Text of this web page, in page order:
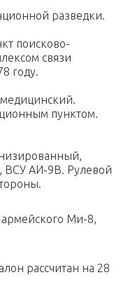
разведки.
поисково-
связи
году.
пунктом.
ВСУ АИ-9В. Рулевой
Ми-8,
рассчитан на 28